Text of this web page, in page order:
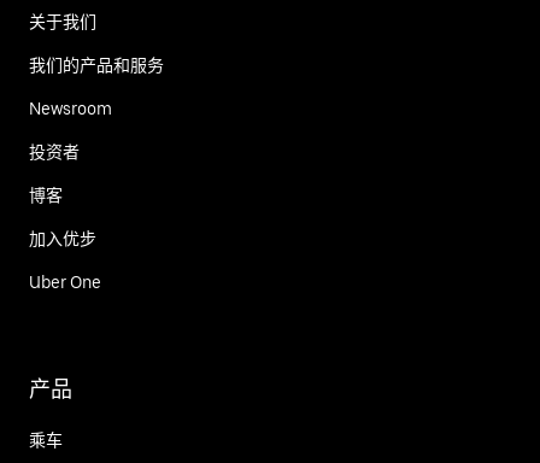
关于我们
我们的产品和服务
Newsroom
投资者
博客
加入优步
Uber One
产品
乘车